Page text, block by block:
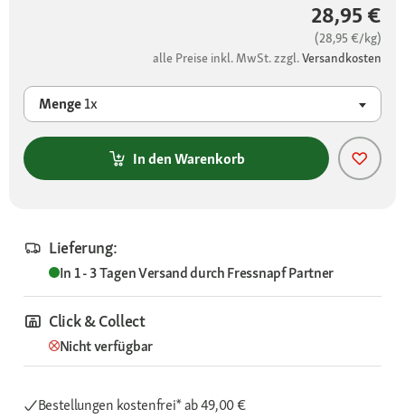
28,95 €
(28,95 €/kg)
alle Preise inkl. MwSt. zzgl.Versandkosten
Menge1x
In den Warenkorb
Lieferung:
In 1 - 3 TagenVersand durchFressnapf Partner
Click & Collect
Nicht verfügbar
Bestellungen kostenfrei*ab 49,00 €